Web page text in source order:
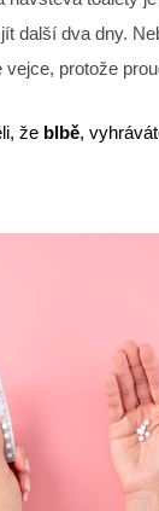
další dva dny.
protože
že blbě,